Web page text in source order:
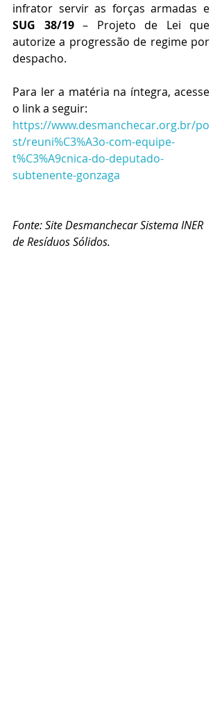
SUG 38/19 – Projeto de Lei que
autorize a progressão de regime por
despacho.
Para ler a matéria na íntegra, acesse
o link a seguir:
https://www.desmanchecar.org.br/po
st/reuni%C3%A3o-com-equipe-
t%C3%A9cnica-do-deputado-
subtenente-gonzaga
Fonte: Site Desmanchecar Sistema INER
de Resíduos Sólidos.